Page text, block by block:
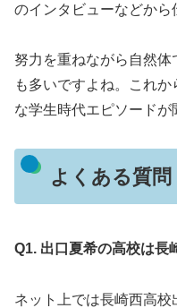
のインタビューなどから
努力を重ねながら自然
も多いですよね。これ
な学生時代エピソードが
よくある質問
Q1. 出口夏希の高校は長
ネット上では長崎西高